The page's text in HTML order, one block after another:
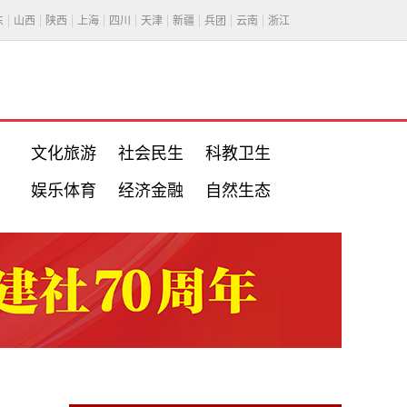
山西 陕西 上海 四川 天津 新疆 兵团 云南 浙江
文化旅游 社会民生 科教卫生
娱乐体育 经济金融 自然生态